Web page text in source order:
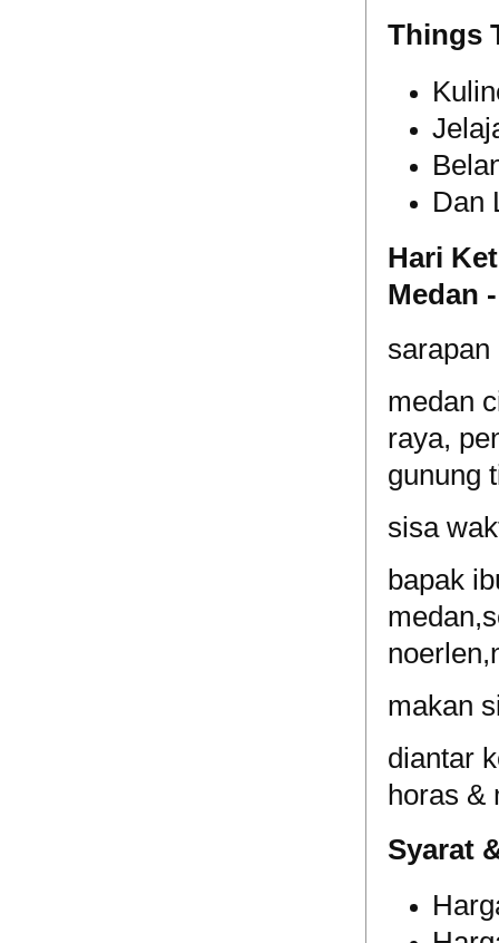
Things
Dan
Hari
Medan
sarapan
medan
raya,
gunung
sisa
bapak
makan
diantar
horas &
Syarat